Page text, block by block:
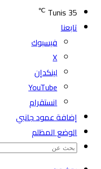
Tunis 35
℃
تابعنا
فيسبوك
‫X
لينكدإن
‫YouTube
انستقرام
إضافة عمود جانبي
الوضع المظلم